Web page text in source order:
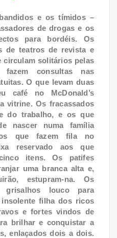
e os tímidos –
de drogas e os
para bordéis. Os
de teatros de revista e
circulam solitários pelas
consultas nas
O que levam duas
café no McDonald’s
vitrine. Os fracassados
do trabalho, e os que
nascer numa família
que fazem fila no
reservado aos que
itens. Os patifes
uma branca alta e,
estupram-na. Os
louco para
filha dos ricos
e fortes vindos de
brilhar e conquistar a
enlaçados dois a dois.